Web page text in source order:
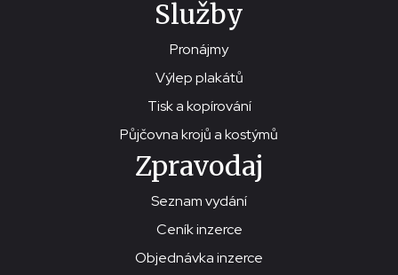
Služby
Pronájmy
Výlep plakátů
Tisk a kopírování
Půjčovna krojů a kostýmů
Zpravodaj
Seznam vydání
Ceník inzerce
Objednávka inzerce